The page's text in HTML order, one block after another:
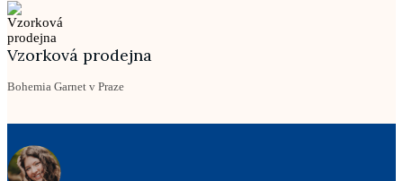
Vzorková prodejna
Bohemia Garnet v Praze